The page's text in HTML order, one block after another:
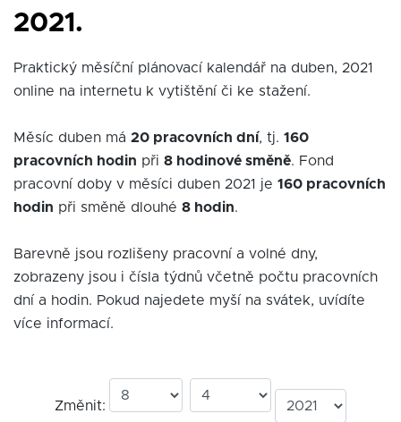
2021.
Praktický měsíční plánovací kalendář na duben, 2021
online na internetu k vytištění či ke stažení.
Měsíc duben má 20 pracovních dní, tj. 160
pracovních hodin při 8 hodinové směně. Fond
pracovní doby v měsíci duben 2021 je 160 pracovních
hodin při směně dlouhé 8 hodin.
Barevně jsou rozlišeny pracovní a volné dny,
zobrazeny jsou i čísla týdnů včetně počtu pracovních
dní a hodin. Pokud najedete myší na svátek, uvídíte
více informací.
Změnit: